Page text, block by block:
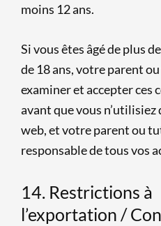
moins 12 ans.
Si vous êtes âgé de plus
de 18 ans, votre parent
examiner et accepter ces
avant que vous
web, et votre parent ou
responsable de tous vos
14. Restrictions à
l’exportation /